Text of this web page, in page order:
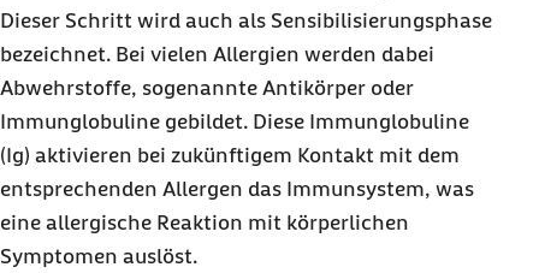
Dieser Schritt wird auch als Sensibilisierungsphase
bezeichnet. Bei vielen Allergien werden dabei
Abwehrstoffe, sogenannte Antikörper oder
Immunglobuline gebildet. Diese Immunglobuline
(Ig) aktivieren bei zukünftigem Kontakt mit dem
entsprechenden Allergen das Immunsystem, was
eine allergische Reaktion mit körperlichen
Symptomen auslöst.